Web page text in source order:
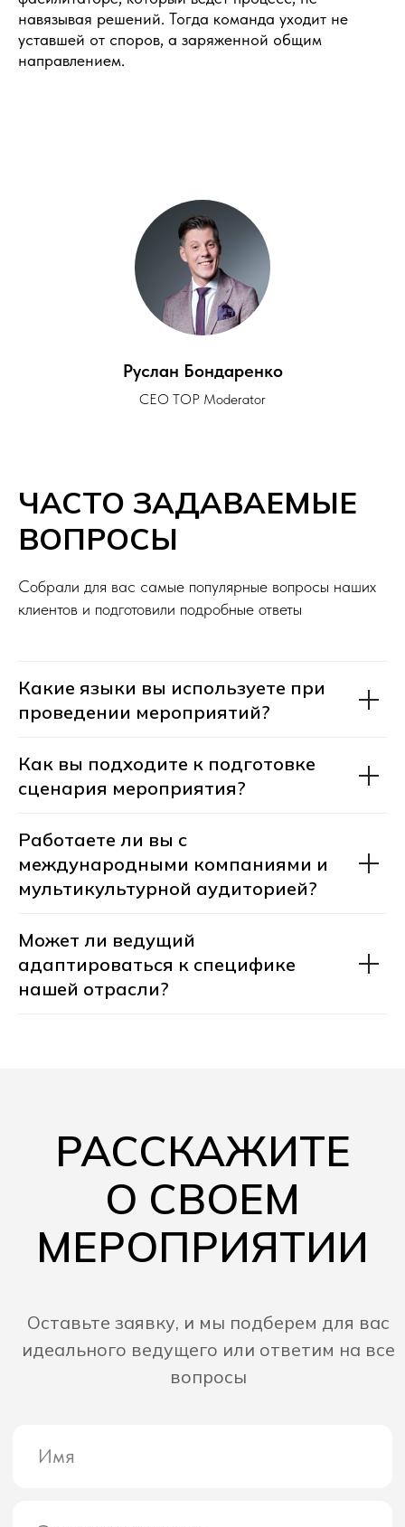
навязывая решений. Тогда команда уходит не
уставшей от споров, а заряженной общим
направлением.
Руслан Бондаренко
CEO TOP Moderator
ЧАСТО ЗАДАВАЕМЫЕ
ВОПРОСЫ
Собрали для вас самые популярные вопросы наших
клиентов и подготовили подробные ответы
Какие языки вы используете при
проведении мероприятий?
Как вы подходите к подготовке
сценария мероприятия?
Работаете ли вы с
международными компаниями и
мультикультурной аудиторией?
Может ли ведущий
адаптироваться к специфике
нашей отрасли?
политикой конфиденциальности
Оставить заявку
Контакты
order@topmoderator.ru
+7 495 211-05-91
Хотите сделать ваше мероприятие лучше?
Напишите нам!
TOPModerator. Все права защищены.
Политика конфиденциальности
Разработка сайта